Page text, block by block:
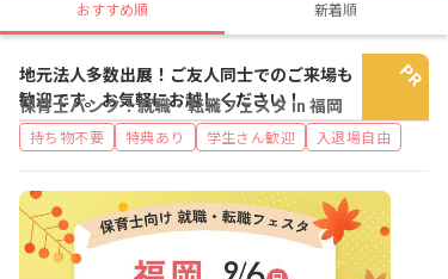
おすすめ順 新着順
保育士バンク！就職・転職フェスタ in 福岡
地元法人多数出展！ご友人同士でのご来場も
歓迎です。お気軽にお越しください！
持ち物不要 特典あり 学生さん歓迎 入退場自由